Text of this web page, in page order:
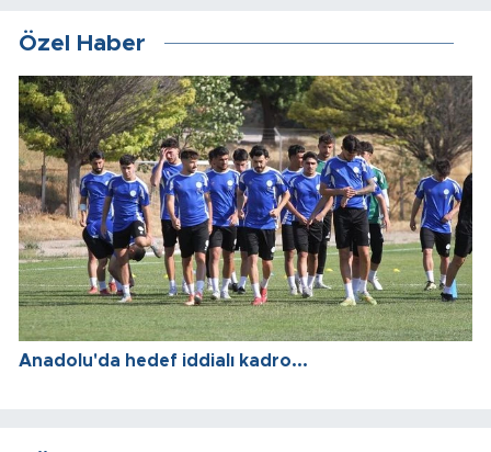
Özel Haber
Anadolu'da hedef iddialı kadro...